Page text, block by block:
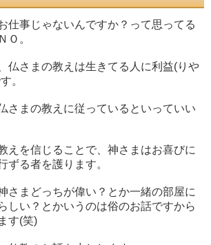
仕事じゃないんですか？って思ってる
Ｏ。
仏さまの教えは生きてる人に利益(りや
。
さまの教えに従っているといっていい
えを信じることで、神さまはお喜びに
ずる者を護ります。
さまどっちが偉い？とか一緒の部屋に
しい？とかいうのは俗のお話ですから
す(笑)